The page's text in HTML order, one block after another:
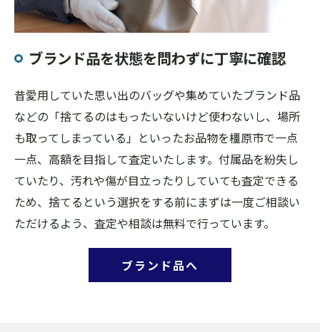
ブランド品を状態を問わずに丁寧に確認
昔愛用していた思い出のバッグや集めていたブランド品
などの「捨てるのはもったいないけど使わないし、場所
も取ってしまっている」といったお品物を橿原市で一点
一点、高額を目指して査定いたします。付属品を紛失し
ていたり、汚れや傷が目立ったりしていても査定できる
ため、捨てるという選択をする前にまずは一度ご相談い
ただけるよう、査定や相談は無料で行っています。
ブランド品へ